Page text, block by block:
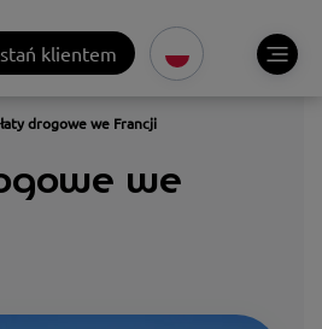
klientem
drogowe we Francji
we